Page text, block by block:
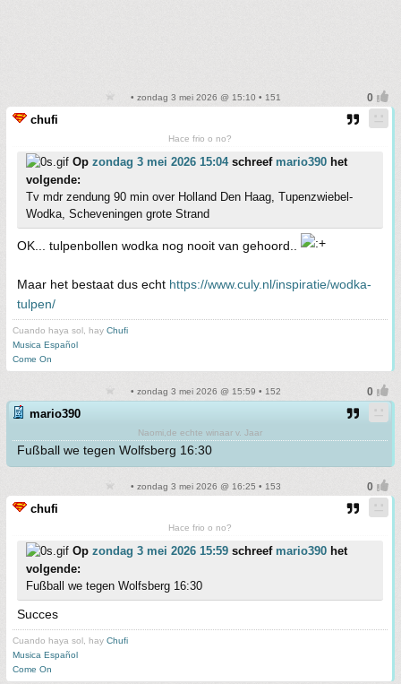
• zondag 3 mei 2026 @ 15:10 • 151
chufi
Hace frio o no?
Op zondag 3 mei 2026 15:04schreef mario390 het
volgende:
Tv mdr zendung 90 min over Holland Den Haag, Tupenzwiebel-
Wodka, Scheveningen grote Strand
OK... tulpenbollen wodka nog nooit van gehoord..
Maar het bestaat dus echt https://www.culy.nl/inspiratie/wodka-
tulpen/
Cuando haya sol, hay Chufi
Musica Español
Come On
• zondag 3 mei 2026 @ 15:59 • 152
mario390
Naomi,de echte winaar v. Jaar
Fußball we tegen Wolfsberg 16:30
• zondag 3 mei 2026 @ 16:25 • 153
chufi
Hace frio o no?
Op zondag 3 mei 2026 15:59 schreef mario390 het
volgende:
Fußball we tegen Wolfsberg 16:30
Succes
Cuando haya sol, hay Chufi
Musica Español
Come On